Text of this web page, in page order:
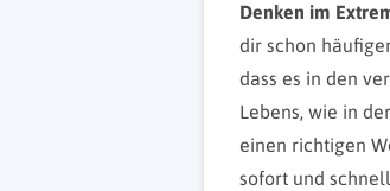
Denken im
dir schon
dass es in den
Lebens, wie in
einen richtigen
sofort und